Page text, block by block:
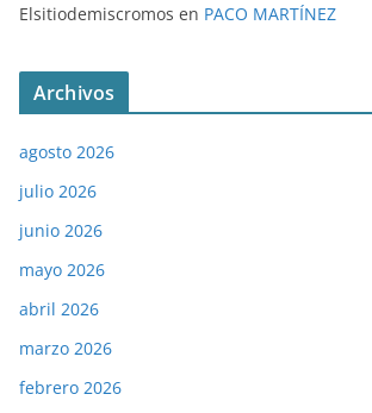
Elsitiodemiscromos en PACO MARTÍNEZ
Archivos
agosto 2026
julio 2026
junio 2026
mayo 2026
abril 2026
marzo 2026
febrero 2026